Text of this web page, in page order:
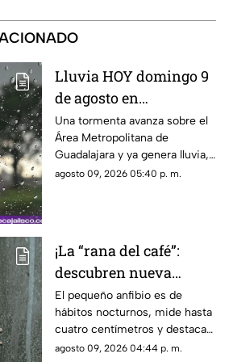
Lluvia HOY domingo 9
de agosto en
Guadalajara: ¿Dónde
está lloviendo y qué
zonas tienen alerta?
Una tormenta avanza sobre el
Área Metropolitana de
Guadalajara y ya genera lluvia,
actividad eléctrica y rachas de
agosto 09, 2026 05:40 p. m.
¡La “rana del café”:
descubren nueva
especie en Costa Rica
El pequeño anfibio es de
hábitos nocturnos, mide hasta
cuatro centímetros y destaca
por sus manchas verdes y su
agosto 09, 2026 04:44 p. m.